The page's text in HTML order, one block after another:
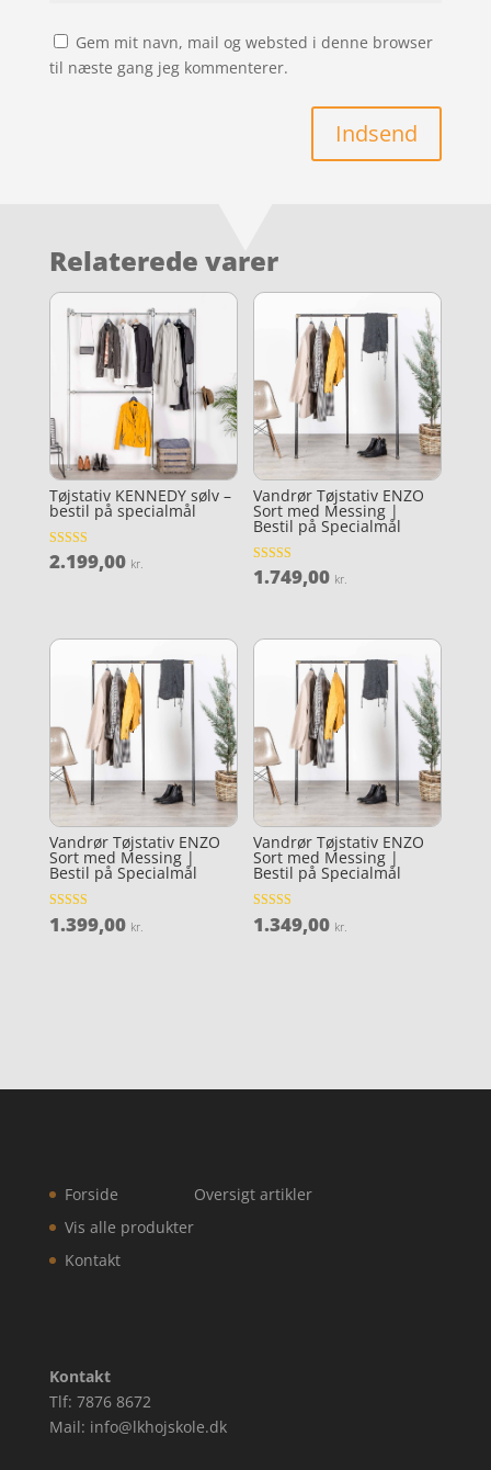
Gem mit navn, mail og websted i denne browser
til næste gang jeg kommenterer.
Indsend
Relaterede varer
Tøjstativ KENNEDY sølv –
bestil på specialmål
Vurderet
3.9
2.199,00 kr.
Vandrør Tøjstativ ENZO
Sort med Messing |
Bestil på Specialmål
Vurderet
3.7
1.749,00 kr.
Vandrør Tøjstativ ENZO
Sort med Messing |
Bestil på Specialmål
Vurderet
4.1
1.399,00 kr.
Vandrør Tøjstativ ENZO
Sort med Messing |
Bestil på Specialmål
Vurderet
4.8
1.349,00 kr.
Forside
Vis alle produkter
Kontakt
Oversigt artikler
Kontakt
Tlf: 7876 8672
Mail: info@lkhojskole.dk